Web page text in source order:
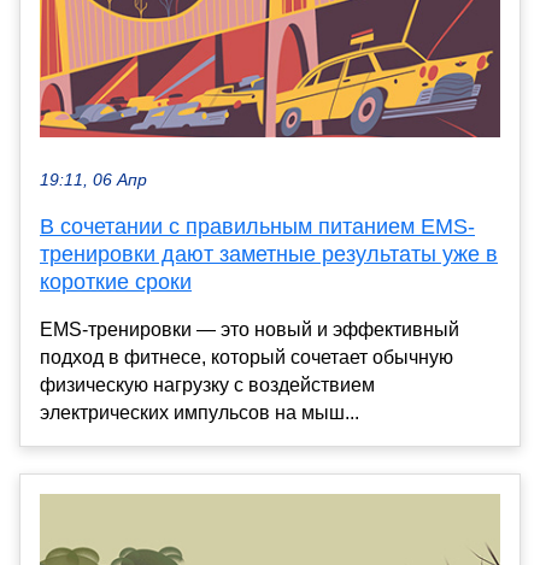
19:11, 06 Апр
В сочетании с правильным питанием EMS-
тренировки дают заметные результаты уже в
короткие сроки
EMS-тренировки — это новый и эффективный
подход в фитнесе, который сочетает обычную
физическую нагрузку с воздействием
электрических импульсов на мыш...